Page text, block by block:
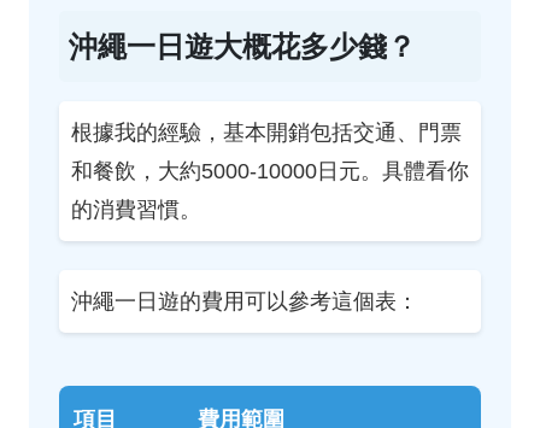
沖繩一日遊大概花多少錢？
根據我的經驗，基本開銷包括交通、門票
和餐飲，大約5000-10000日元。具體看你
的消費習慣。
沖繩一日遊的費用可以參考這個表：
項目 費用範圍